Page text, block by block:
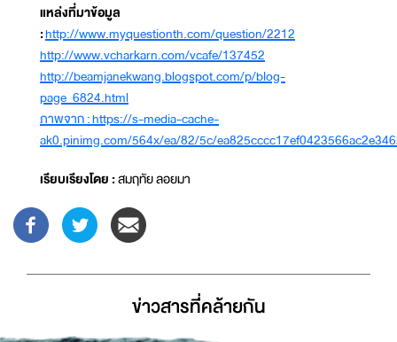
แหล่งที่มาข้อมูล
:http://www.myquestionth.com/question/2212
http://www.vcharkarn.com/vcafe/137452
http://beamjanekwang.blogspot.com/p/blog-
page_6824.html
ภาพจาก :https://s-media-cache-
ak0.pinimg.com/564x/ea/82/5c/
เรียบเรียงโดย :สมฤทัย ลอยมา
ข่าวสารที่่คล้ายกัน